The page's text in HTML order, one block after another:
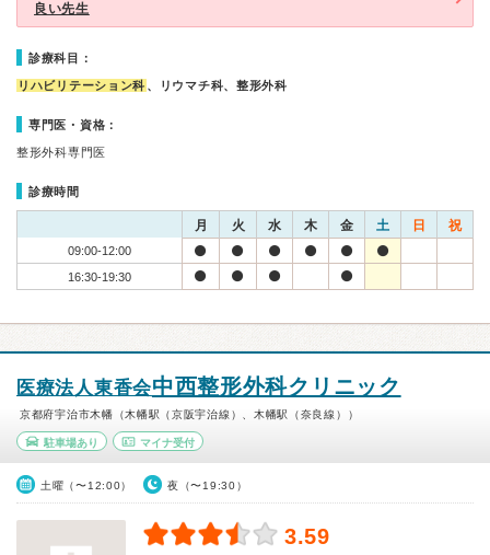
良い先生
診療科目：
リハビリテーション科 、リウマチ科、整形外科
専門医・資格：
整形外科専門医
診療時間
月 火 水 木 金 土 日 祝
09:00-12:00
16:30-19:30
医療法人東香会中西整形外科クリニック
京都府宇治市木幡（木幡駅（京阪宇治線）、木幡駅（奈良線））
駐車場あり マイナ受付
土曜（〜12:00） 夜（〜19:30）
3.59